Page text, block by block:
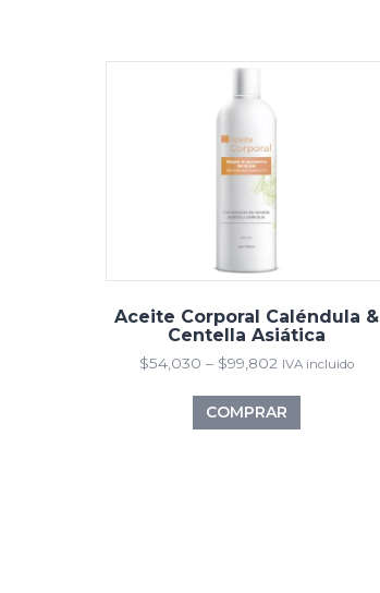
Aceite Corporal Caléndula &
Centella Asiática
$54,030 – $99,802 IVA incluido
COMPRAR